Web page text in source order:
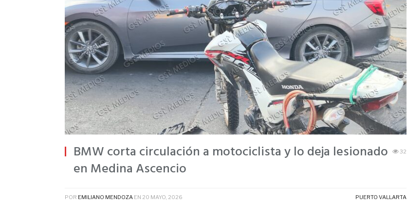
BMW corta circulación a motociclista y lo deja lesionado
en Medina Ascencio
32
POR EMILIANO MENDOZA EN 20 MAYO, 2026 PUERTO VALLARTA